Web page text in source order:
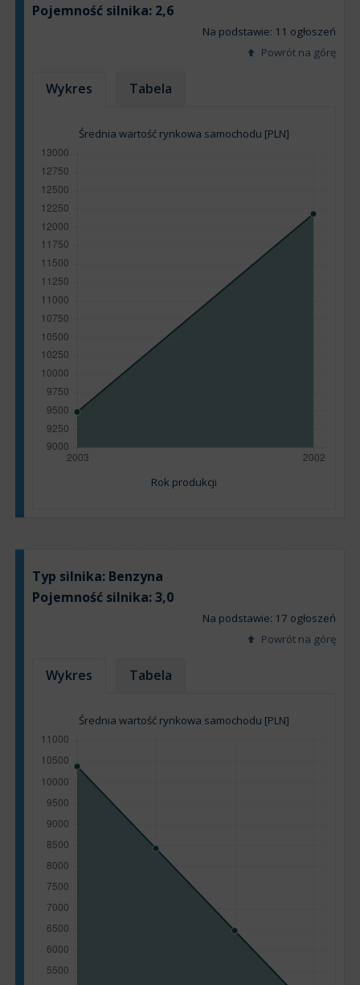
Pojemność silnika: 2,6
Na podstawie: 11 ogłoszeń
Powrót na górę
Wykres Tabela
Średnia wartość rynkowa samochodu [PLN]
Rok produkcji
Typ silnika: Benzyna
Pojemność silnika:3,0
Na podstawie: 17 ogłoszeń
Powrót na górę
Wykres Tabela
Średnia wartość rynkowa samochodu [PLN]